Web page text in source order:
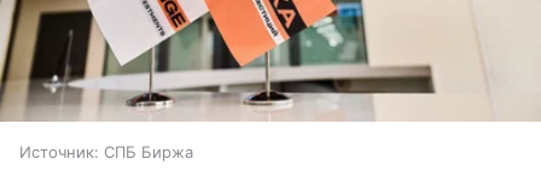
Источник: СПБ Биржа